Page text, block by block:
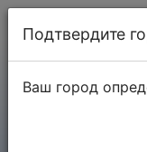
Подтвердите
Ваш город